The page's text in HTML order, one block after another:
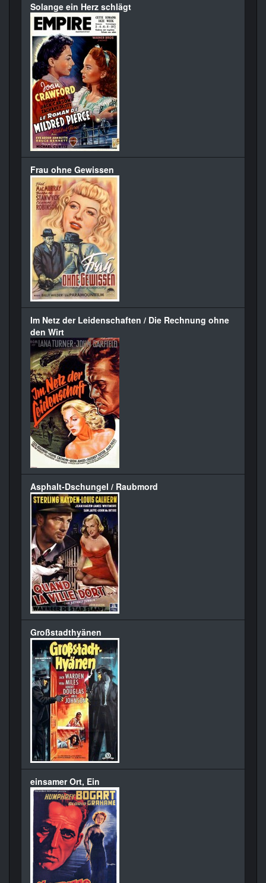
Solange ein Herz schlägt
Frau ohne Gewissen
Im Netz der Leidenschaften / Die Rechnung ohne
den Wirt
Asphalt-Dschungel / Raubmord
Großstadthyänen
einsamer Ort, Ein